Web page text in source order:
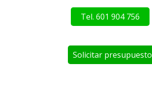
Tel. 601 904 756
Solicitar presupuesto